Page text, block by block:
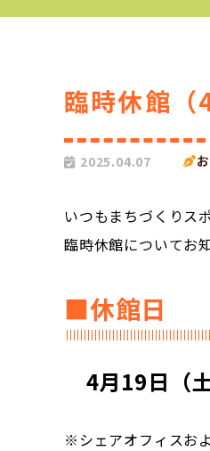
臨時休館
2025.04.07
いつもまちづくりス
臨時休館についてお
■休館日
4月19日（
※シェアオフィスお